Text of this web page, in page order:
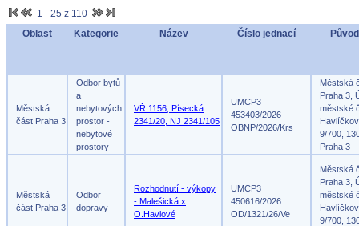
1 - 25 z 110
Oblast
Kategorie Název Číslo jednací
Městská
část Praha 3
Odbor bytů
a
nebytových
prostor -
nebytové
prostory
VŘ 1156, Písecká
2341/20, NJ 2341/105
UMCP3
453403/2026
OBNP/2026/Krs
Městská
Praha 3,
městské
9/700,
Praha 3
Městská
část Praha 3
Odbor
dopravy
Rozhodnutí - výkopy
- Malešická x
O.Havlové
UMCP3
450616/2026
OD/1321/26/Ve
Městská
Praha 3,
městské
9/700,